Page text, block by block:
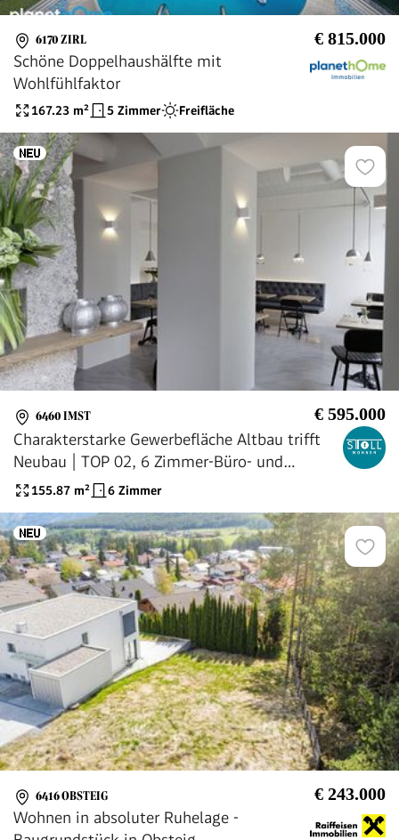
6170 ZIRL € 815.000
Schöne Doppelhaushälfte mit
Wohlfühlfaktor
167.23 m² 5 Zimmer Freifläche
6460 IMST € 595.000
Charakterstarke Gewerbefläche Altbau trifft
Neubau | TOP 02, 6 Zimmer-Büro- und
Gastroeinheit in der Alten Sparkasse im
155.87 m² 6 Zimmer
6416 OBSTEIG € 243.000
Wohnen in absoluter Ruhelage -